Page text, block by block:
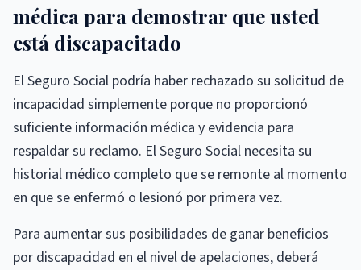
médica para demostrar que usted
está discapacitado
El Seguro Social podría haber rechazado su solicitud de
incapacidad simplemente porque no proporcionó
suficiente información médica y evidencia para
respaldar su reclamo. El Seguro Social necesita su
historial médico completo que se remonte al momento
en que se enfermó o lesionó por primera vez.
Para aumentar sus posibilidades de ganar beneficios
por discapacidad en el nivel de apelaciones, deberá